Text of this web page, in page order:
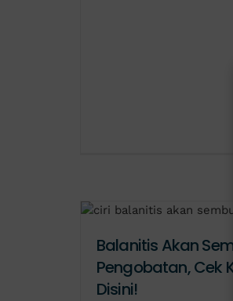
Balanitis Akan
Pengobatan, Cek
Disini!